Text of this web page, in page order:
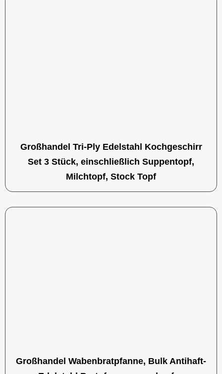
Großhandel Tri-Ply Edelstahl Kochgeschirr
Set 3 Stück, einschließlich Suppentopf,
Milchtopf, Stock Topf
Großhandel Wabenbratpfanne, Bulk Antihaft-